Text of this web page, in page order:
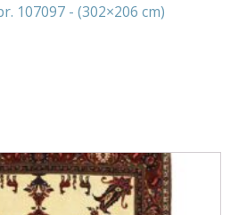
107097 - (302×206 cm)